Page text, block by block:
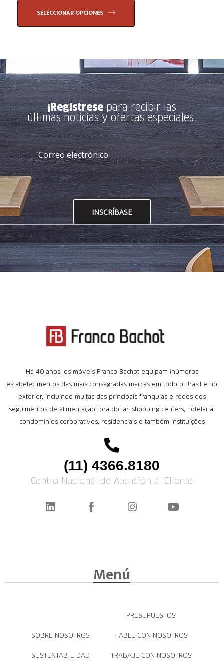
SELECCIONAR OPCIONES
¡Regístresepara recibir las
últimas noticias y ofertas especiales!
INSCRÍBASE
Há 40 anos, os móveis Franco Bachot equipam inúmeros
estabelecimentos das mais consagradas marcas em todo o Brasil e no
exterior, incluindo muitas das principais franquias e redes dos
seguimentos de alimentação fora do lar, shopping centers, hotelaria,
condomínios corporativos, residenciais e também instituições
(11) 4366.8180
Centro Nacional de Atención al Cliente
Menú
SOBRE NOSOTROS
SUSTENTABILIDAD
PRESUPUESTOS
HABLE CON NOSOTROS
TRABAJE CON NOSOTROS